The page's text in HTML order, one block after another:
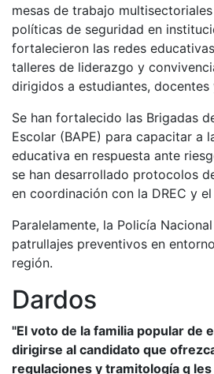
mesas de trabajo
políticas de seguridad en
fortalecieron las redes
talleres de liderazgo y
dirigidos a estudiantes,
Se han fortalecido las Brigadas
Escolar (BAPE) para capacitar a
educativa en respuesta ante
se han desarrollado protocolos
en coordinación con la DREC y
Paralelamente, la Policía
patrullajes preventivos en
región.
Dardos
"El voto de la familia popular de
dirigirse al candidato que
regulaciones y tramitología q